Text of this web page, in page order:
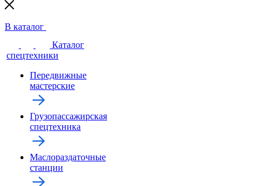
В каталог
Каталог
спецтехники
Передвижные
мастерские
Грузопассажирская
спецтехника
Маслораздаточные
станции